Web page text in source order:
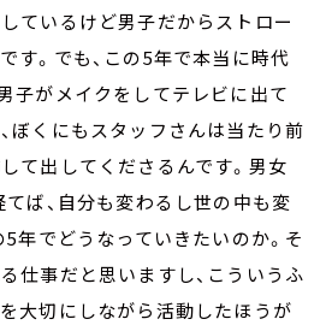
ているけど男子だからストロー
す。でも、この5年で本当に時代
子がメイクをしてテレビに出て
ぼくにもスタッフさんは当たり前
て出してくださるんです。男女
ば、自分も変わるし世の中も変
5年でどうなっていきたいのか。そ
仕事だと思いますし、こういうふ
大切にしながら活動したほうが